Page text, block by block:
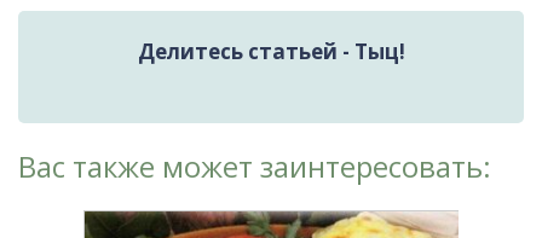
Делитесь статьей - Тыц!
Вас также может заинтересовать: